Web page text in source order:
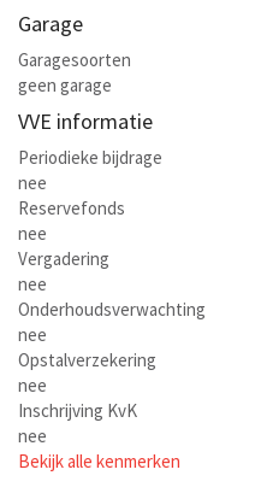
Garage
Garagesoorten
geen garage
VVE informatie
Periodieke bijdrage
nee
Reservefonds
nee
Vergadering
nee
Onderhoudsverwachting
nee
Opstalverzekering
nee
Inschrijving KvK
nee
Bekijk alle kenmerken